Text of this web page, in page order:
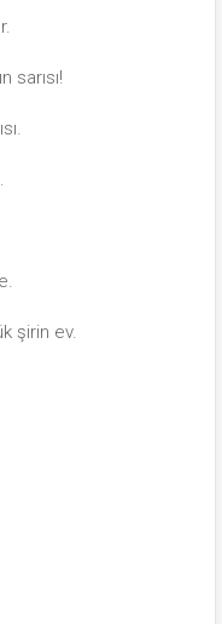
sarısı!
şirin ev.